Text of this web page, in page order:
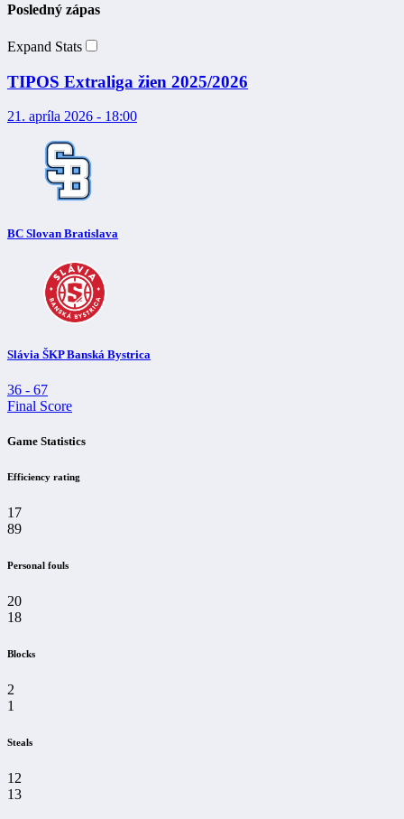
Posledný zápas
Expand Stats
TIPOS Extraliga žien 2025/2026
21. apríla 2026 - 18:00
BC Slovan Bratislava
Slávia ŠKP Banská Bystrica
36 - 67
Final Score
Game Statistics
Efficiency rating
17
89
Personal fouls
20
18
Blocks
2
1
Steals
12
13